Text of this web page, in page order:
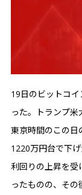
19日のビットコ
った。トランプ米
東京時間のこの日
1220万円台で下
利回りの上昇を受
ったものの、そ